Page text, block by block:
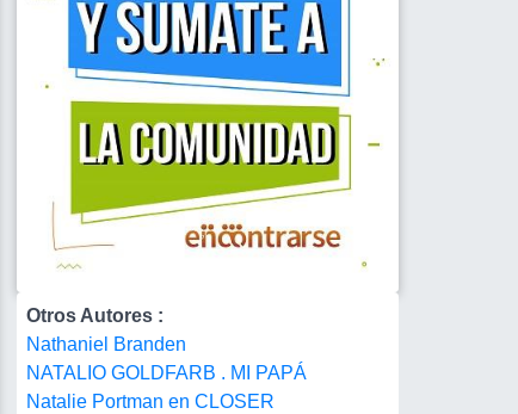
Otros Autores :
Nathaniel Branden
NATALIO GOLDFARB . MI PAPÁ
Natalie Portman en CLOSER